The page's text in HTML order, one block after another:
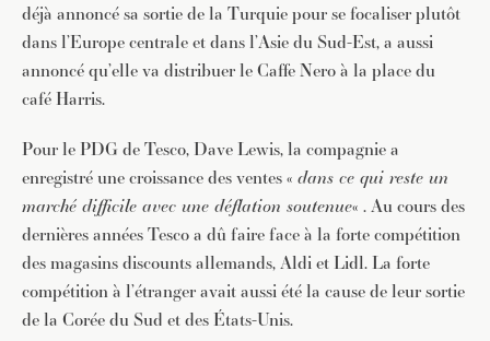
déjà annoncé sa sortie de la Turquie pour se focaliser plutôt
dans l’Europe centrale et dans l’Asie du Sud-Est, a aussi
annoncé qu’elle va distribuer le Caffe Nero à la place du
café Harris.
Pour le PDG de Tesco, Dave Lewis, la compagnie a
enregistré une croissance des ventes « dans ce qui reste un
marché difficile avec une déflation soutenue« . Au cours des
dernières années Tesco a dû faire face à la forte compétition
des magasins discounts allemands, Aldi et Lidl. La forte
compétition à l’étranger avait aussi été la cause de leur sortie
de la Corée du Sud et des États-Unis.